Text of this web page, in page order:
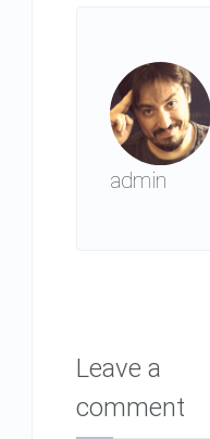
admin
Leave a
comment